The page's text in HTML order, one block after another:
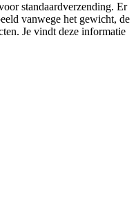
standaardverzending. Er
vanwege het gewicht, de
Je vindt deze informatie